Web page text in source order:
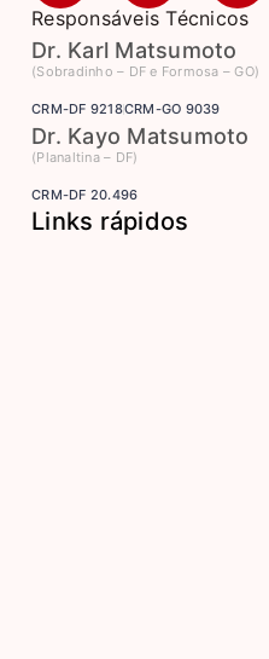
Responsáveis Técnicos
Dr. Karl Matsumoto
(Sobradinho – DF e Formosa – GO)
CRM-DF 9218CRM-GO 9039
Dr. Kayo Matsumoto
(Planaltina – DF)
CRM-DF 20.496
Links rápidos